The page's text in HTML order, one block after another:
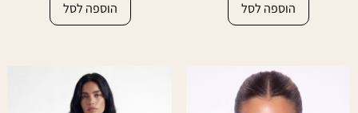
הוספה לסל הוספה לסל